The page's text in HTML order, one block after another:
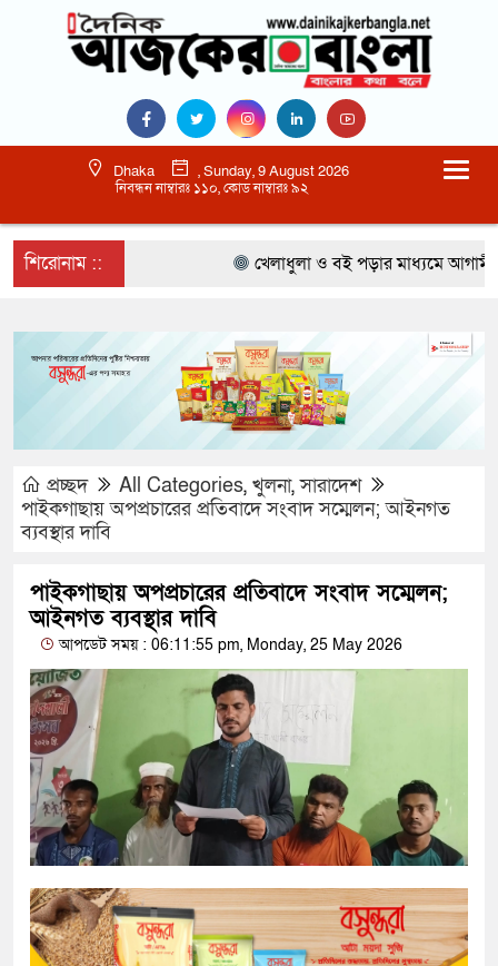
Dhaka
, Sunday, 9 August 2026
নিবন্ধন নাম্বারঃ ১১০, কোড নাম্বারঃ ৯২
শিরোনাম :: খেলাধুলা ও বই পড়ার মাধ্যমে আগামী
প্রচ্ছদ All Categories, খুলনা,সারাদেশ
পাইকগাছায় অপপ্রচারের প্রতিবাদে সংবাদ সম্মেলন; আইনগত
ব্যবস্থার দাবি
পাইকগাছায় অপপ্রচারের প্রতিবাদে সংবাদ সম্মেলন;
আইনগত ব্যবস্থার দাবি
আপডেট সময় : 06:11:55 pm, Monday, 25 May 2026